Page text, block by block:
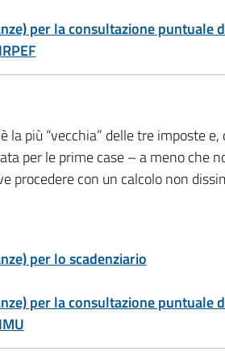
per la consultazione puntuale
IRPEF
più “vecchia” delle tre imposte
per le prime case – a meno che
procedere con un calcolo non
per lo scadenziario
per la consultazione puntuale
IMU